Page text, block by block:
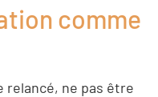
comme
relancé, ne pas être